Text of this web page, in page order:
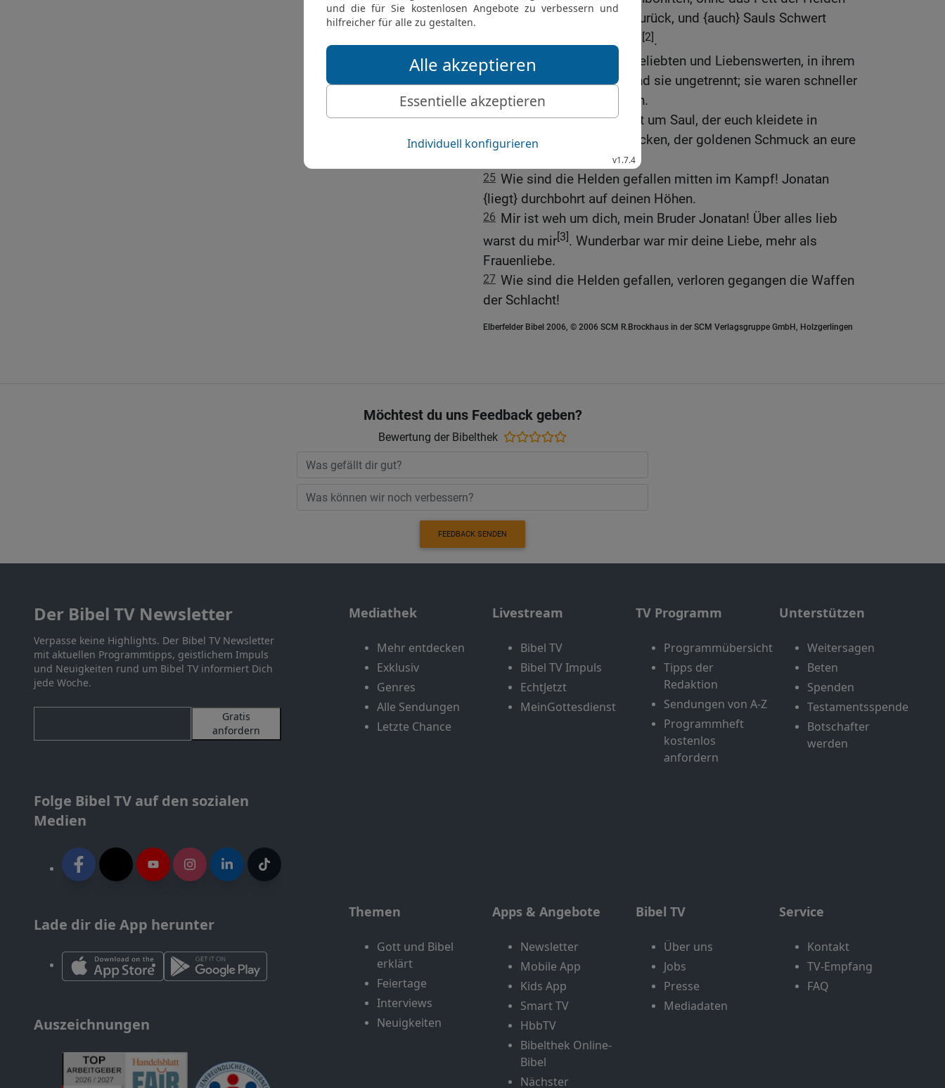
kam Jonatans Bogen nie zurück, und {auch} Sauls Schwert
[2].
23 Saul und Jonatan, die Geliebten und Liebenswerten, in ihrem
Leben und in ihrem Tod sind sie ungetrennt; sie waren schneller
als Adler, stärker als Löwen.
24 Ihr Töchter Israels, weint um Saul, der euch kleidete in
Karmesin mit Schmuckstücken, der goldenen Schmuck an eure
25 Wie sind die Helden gefallen mitten im Kampf! Jonatan
{liegt} durchbohrt auf deinen Höhen.
26 Mir ist weh um dich, mein Bruder Jonatan! Über alles lieb
warst du mir[3]. Wunderbar war mir deine Liebe, mehr als
Frauenliebe.
27 Wie sind die Helden gefallen, verloren gegangen die Waffen
der Schlacht!
Elberfelder Bibel 2006, © 2006 SCM R.Brockhaus in der SCM Verlagsgruppe GmbH, Holzgerlingen
Möchtest du uns Feedback geben?
Bewertung der Bibelthek
FEEDBACK SENDEN
Der Bibel TV Newsletter
Verpasse keine Highlights. Der Bibel TV Newsletter
mit aktuellen Programmtipps, geistlichem Impuls
und Neuigkeiten rund um Bibel TV informiert Dich
jede Woche.
Gratis
anfordern
Folge Bibel TV auf den sozialen
Medien
Lade dir die App herunter
Auszeichnungen
Mediathek
Mehr entdecken
Exklusiv
Genres
Alle Sendungen
Letzte Chance
Livestream
Bibel TV
Bibel TV Impuls
EchtJetzt
MeinGottesdienst
TV Programm
Programmübersicht
Tipps der
Redaktion
Sendungen von A-Z
Programmheft
kostenlos
anfordern
Unterstützen
Weitersagen
Beten
Spenden
Testamentsspende
Botschafter
werden
Themen
Gott und Bibel
erklärt
Feiertage
Interviews
Neuigkeiten
Apps & Angebote
Newsletter
Mobile App
Kids App
Smart TV
HbbTV
Bibelthek Online-
Bibel
Nächster
Bibel TV
Über uns
Jobs
Presse
Mediadaten
Service
Kontakt
TV-Empfang
FAQ